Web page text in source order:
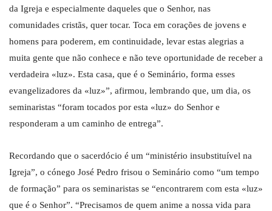
da Igreja e especialmente daqueles que o Senhor, nas
comunidades cristãs, quer tocar. Toca em corações de jovens e
homens para poderem, em continuidade, levar estas alegrias a
muita gente que não conhece e não teve oportunidade de receber a
verdadeira «luz». Esta casa, que é o Seminário, forma esses
evangelizadores da «luz»”, afirmou, lembrando que, um dia, os
seminaristas “foram tocados por esta «luz» do Senhor e
responderam a um caminho de entrega”.
Recordando que o sacerdócio é um “ministério insubstituível na
Igreja”, o cónego José Pedro frisou o Seminário como “um tempo
de formação” para os seminaristas se “encontrarem com esta «luz»
que é o Senhor”. “Precisamos de quem anime a nossa vida para